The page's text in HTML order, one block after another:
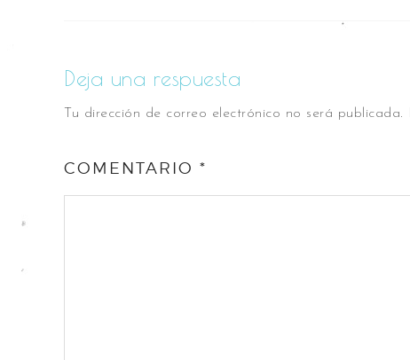
Deja una respuesta
Tu dirección de correo electrónico no será publicada.
COMENTARIO *